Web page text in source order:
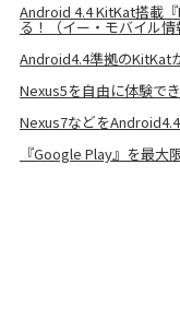
Android 4.4 KitKat搭載
る！（イー・モバイル
Android4.4準拠のKitKat
Nexus5を自由に体験で
Nexus7などを
『Google Play』を最大